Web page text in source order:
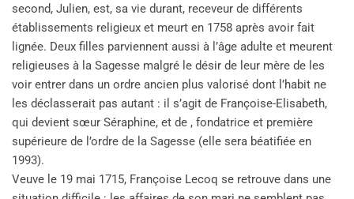
second, Julien, est, sa vie durant, receveur de différents
établissements religieux et meurt en 1758 après avoir fait
lignée. Deux filles parviennent aussi à l’âge adulte et meurent
religieuses à la Sagesse malgré le désir de leur mère de les
voir entrer dans un ordre ancien plus valorisé dont l’habit ne
les déclasserait pas autant : il s’agit de Françoise-Elisabeth,
qui devient sœur Séraphine, et de , fondatrice et première
supérieure de l’ordre de la Sagesse (elle sera béatifiée en
1993).
Veuve le 19 mai 1715, Françoise Lecoq se retrouve dans une